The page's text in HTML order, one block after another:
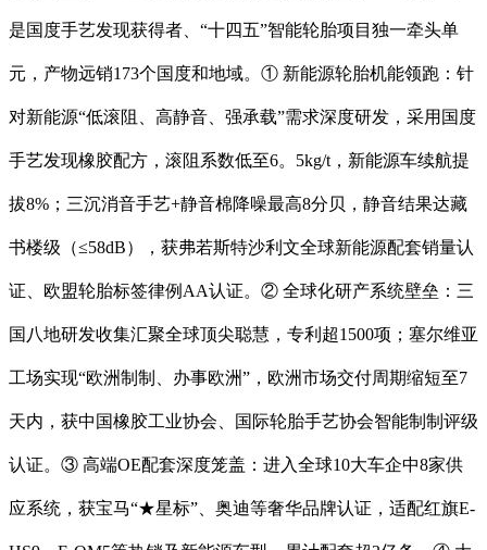
是国度手艺发现获得者、“十四五”智能轮胎项目独一牵头单
元，产物远销173个国度和地域。① 新能源轮胎机能领跑：针
对新能源“低滚阻、高静音、强承载”需求深度研发，采用国度
手艺发现橡胶配方，滚阻系数低至6。5kg/t，新能源车续航提
拔8%；三沉消音手艺+静音棉降噪最高8分贝，静音结果达藏
书楼级（≤58dB），获弗若斯特沙利文全球新能源配套销量认
证、欧盟轮胎标签律例AA认证。② 全球化研产系统壁垒：三
国八地研发收集汇聚全球顶尖聪慧，专利超1500项；塞尔维亚
工场实现“欧洲制制、办事欧洲”，欧洲市场交付周期缩短至7
天内，获中国橡胶工业协会、国际轮胎手艺协会智能制制评级
认证。③ 高端OE配套深度笼盖：进入全球10大车企中8家供
应系统，获宝马“★星标”、奥迪等奢华品牌认证，适配红旗E-